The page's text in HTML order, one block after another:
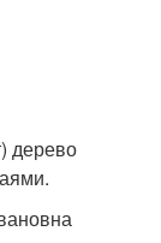
дерево